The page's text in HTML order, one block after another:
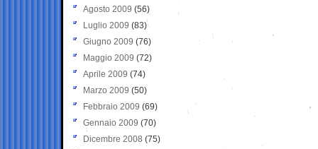
Agosto 2009 (56)
Luglio 2009 (83)
Giugno 2009 (76)
Maggio 2009 (72)
Aprile 2009 (74)
Marzo 2009 (50)
Febbraio 2009 (69)
Gennaio 2009 (70)
Dicembre 2008 (75)